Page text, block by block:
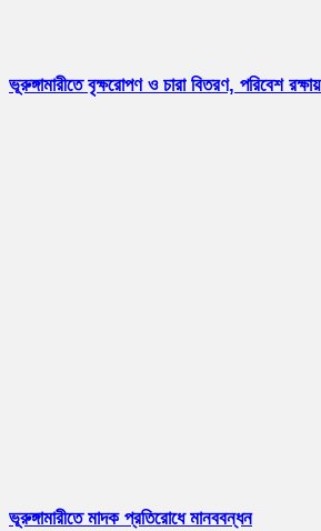
ভূরুঙ্গামারীতে বৃক্ষরোপণ ও চারা বিতরণ, পরিবেশ
ভূরুঙ্গামারীতে মাদক প্রতিরোধে মানববন্ধন